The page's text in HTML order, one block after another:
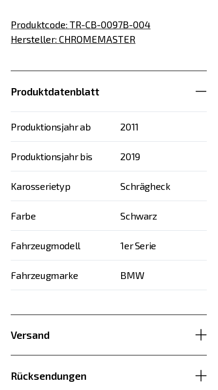
Produktcode:TR-CB-0097B-004
Hersteller: CHROMEMASTER
Produktdatenblatt
Produktionsjahr ab 2011
Produktionsjahr bis 2019
Karosserietyp Schrägheck
Farbe Schwarz
Fahrzeugmodell 1er Serie
Fahrzeugmarke BMW
Versand
Rücksendungen